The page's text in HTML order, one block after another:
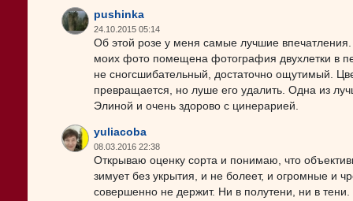
pushinka
24.10.2015 05:14
Об этой розе у меня самые лучшие
моих фото помещена фотография двухлетки в
не сногсшибательный, достаточно ощутимый.
превращается, но луше его удалить. Одна из
Элиной и очень здорово с цинерарией.
yuliacoba
08.03.2016 22:38
Открываю оценку сорта и понимаю, что
зимует без укрытия, и не болеет, и огромные и
совершенно не держит. Ни в полутени, ни в